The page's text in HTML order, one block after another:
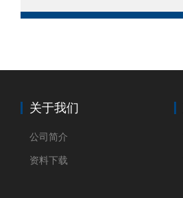
关于我们
公司简介
资料下载